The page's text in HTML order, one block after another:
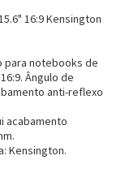
16:9 Kensington
para notebooks de
Ângulo de
anti-reflexo
acabamento
Kensington.